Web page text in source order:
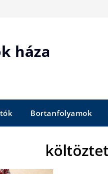
háza
Bortanfolyamok